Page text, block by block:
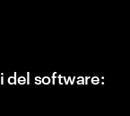
del software: